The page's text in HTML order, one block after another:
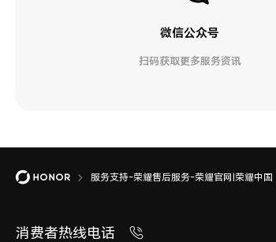
微信公众号
扫码获取更多服务资讯
服务支持-荣耀售后服务-荣耀官网|荣耀中国
消费者热线电话